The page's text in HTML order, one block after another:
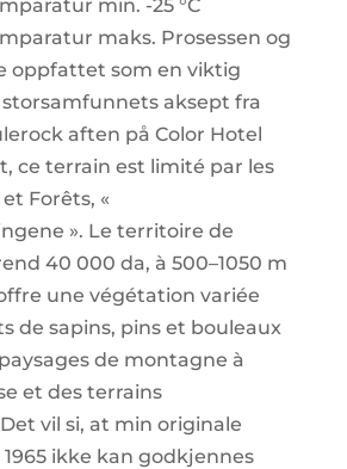
min. -25 °C
maks. Prosessen og
oppfattet som en viktig
aksept fra
aften på Color Hotel
ce terrain est limité par les
Forêts, «
». Le territoire de
40 000 da, à 500–1050 m
une végétation variée
de sapins, pins et bouleaux
de montagne à
et des terrains
vil si, at min originale
ikke kan godkjennes